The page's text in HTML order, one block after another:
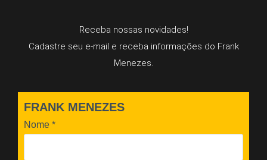
Receba nossas novidades!
Cadastre seu e-mail e receba informações do Frank
Menezes.
FRANK MENEZES
Nome *